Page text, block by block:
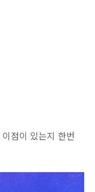
점이 있는지 한번